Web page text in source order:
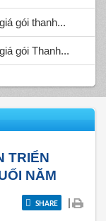
gói thanh...
gói Thanh...
TRIỂN
NĂM
SHARE |